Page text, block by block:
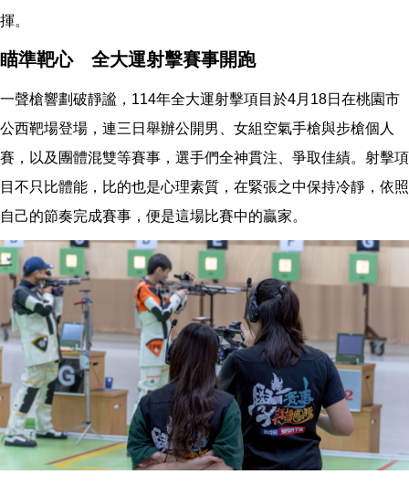
揮。
瞄準靶心 全大運射擊賽事開跑
一聲槍響劃破靜謐，114年全大運射擊項目於4月18日在桃園市
公西靶場登場，連三日舉辦公開男、女組空氣手槍與步槍個人
賽，以及團體混雙等賽事，選手們全神貫注、爭取佳績。射擊項
目不只比體能，比的也是心理素質，在緊張之中保持冷靜，依照
自己的節奏完成賽事，便是這場比賽中的贏家。